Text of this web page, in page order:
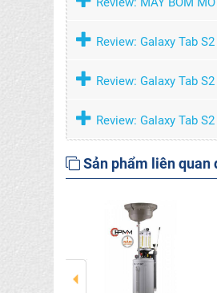
Review: Galaxy Tab
Review: Galaxy Tab
Review: Galaxy Tab
Sản phẩm liên quan